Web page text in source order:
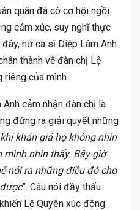
quân đã có cơ hội ngồi
cảm xúc, suy nghĩ thực
nữ ca sĩ Diệp Lâm Anh
thành về đàn chị Lệ
riêng của mình.
cảm nhận đàn chị là
đứng ra giải quyết những
khán giả họ không nhìn
nhìn thấy. Bây giờ
nói ra những điều đó cho
”. Câu nói đầy thấu
Lệ Quyên xúc động.